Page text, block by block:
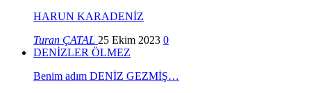
HARUN KARADENİZ
Turan ÇATAL 25 Ekim 2023 0
DENİZLER ÖLMEZ
Benim adım DENİZ GEZMİŞ…